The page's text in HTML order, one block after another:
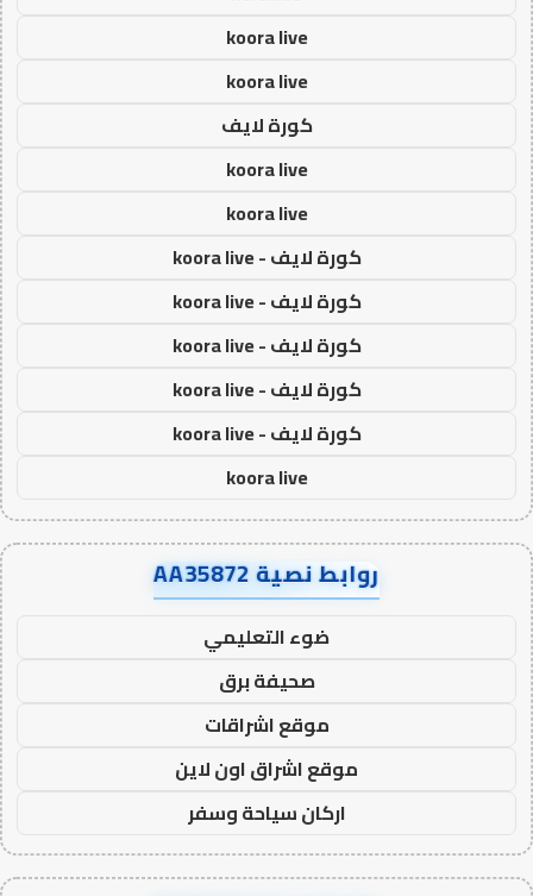
koora live
koora live
كورة لايف
koora live
koora live
كورة لايف - koora live
كورة لايف - koora live
كورة لايف - koora live
كورة لايف - koora live
كورة لايف - koora live
koora live
روابط نصية AA35872
ضوء التعليمي
صحيفة برق
موقع اشراقات
موقع اشراق اون لاين
اركان سياحة وسفر